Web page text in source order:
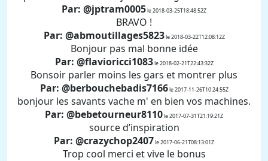
Par: @jptram0005le 2018-03-25T18:48:52Z
BRAVO !
Par: @abmoutillages5823le 2018-03-22T12:08:12Z
Bonjour pas mal bonne idée
Par: @flavioricci1083le 2018-02-21T22:43:32Z
Bonsoir parler moins les gars et montrer plus
Par: @berbouchebadis7166le 2017-11-26T10:24:55Z
bonjour les savants vache m' en bien vos machines.
Par: @bebetourneur8110le 2017-07-31T21:19:21Z
source d’inspiration
Par: @crazychop2407le 2017-06-21T08:13:01Z
Trop cool merci et vive le bonus